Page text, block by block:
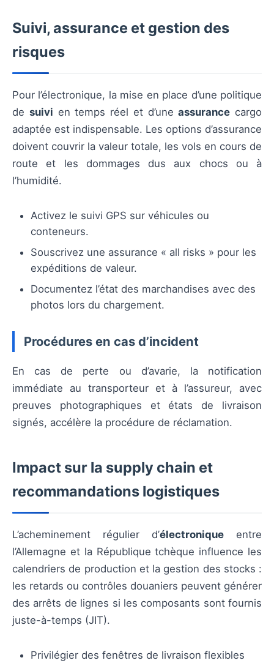
Suivi, assurance et gestion des
risques
Pour l’électronique, la mise en place d’une politique
de suivi en temps réel et d’uneassurance cargo
adaptée est indispensable. Les options d’assurance
doivent couvrir la valeur totale, les vols en cours de
route et les dommages dus aux chocs ou à
l’humidité.
Activez le suivi GPS sur véhicules ou
conteneurs.
Souscrivez une assurance « all risks » pour les
expéditions de valeur.
Documentez l’état des marchandises avec des
photos lors du chargement.
Procédures en cas d’incident
En cas de perte ou d’avarie, la notification
immédiate au transporteur et à l’assureur, avec
preuves photographiques et états de livraison
signés, accélère la procédure de réclamation.
Impact sur la supply chain et
recommandations logistiques
L’acheminement régulier d’électronique entre
l’Allemagne et la République tchèque influence les
calendriers de production et la gestion des stocks :
les retards ou contrôles douaniers peuvent générer
des arrêts de lignes si les composants sont fournis
juste-à-temps (JIT).
Privilégier des fenêtres de livraison flexibles